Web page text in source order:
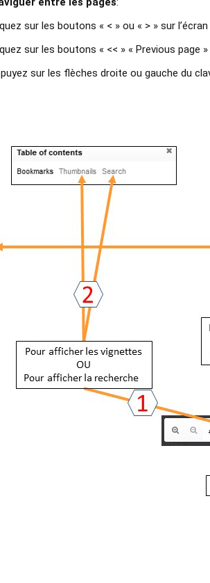
sur les boutons « < » ou « > » sur l’écran
sur les boutons « << » « Previous page »
sur les flèches droite ou gauche du